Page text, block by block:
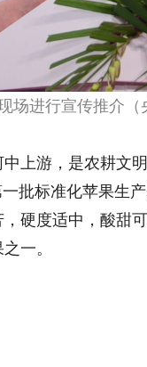
场进行宣传推介（
游，是农耕文明
批标准化苹果生
硬度适中，酸甜
一。